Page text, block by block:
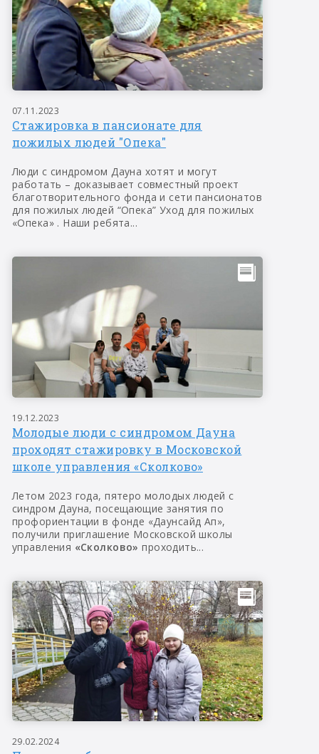
07.11.2023
Стажировка в пансионате для
пожилых людей "Опека"
Люди с синдромом Дауна хотят и могут
работать – доказывает совместный проект
благотворительного фонда и сети пансионатов
для пожилых людей “Опека” Уход для пожилых
«Опека» . Наши ребята...
19.12.2023
Молодые люди с синдромом Дауна
проходят стажировку в Московской
школе управления «Сколково»
Летом 2023 года, пятеро молодых людей с
синдром Дауна, посещающие занятия по
профориентации в фонде «Даунсайд Ап»,
получили приглашение Московской школы
управления «Сколково» проходить...
29.02.2024